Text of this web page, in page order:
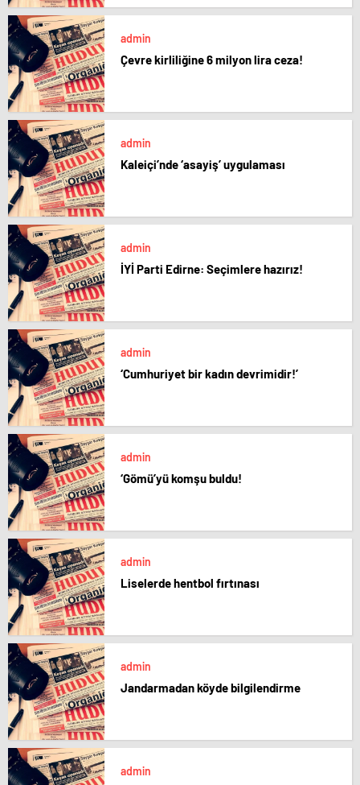
admin
Çevre kirliliğine 6 milyon lira ceza!
admin
Kaleiçi’nde ‘asayiş’ uygulaması
admin
İYİ Parti Edirne: Seçimlere hazırız!
admin
‘Cumhuriyet bir kadın devrimidir!’
admin
‘Gömü’yü komşu buldu!
admin
Liselerde hentbol fırtınası
admin
Jandarmadan köyde bilgilendirme
admin